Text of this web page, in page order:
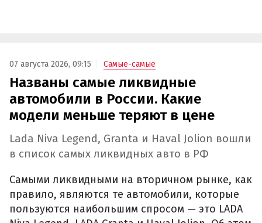
07 августа 2026, 09:15 Самые-самые
Названы самые ликвидные
автомобили в России. Какие
модели меньше теряют в цене
Lada Niva Legend, Granta и Haval Jolion вошли
в список самых ликвидных авто в РФ
Самыми ликвидными на вторичном рынке, как
правило, являются те автомобили, которые
пользуются наибольшим спросом — это LADA